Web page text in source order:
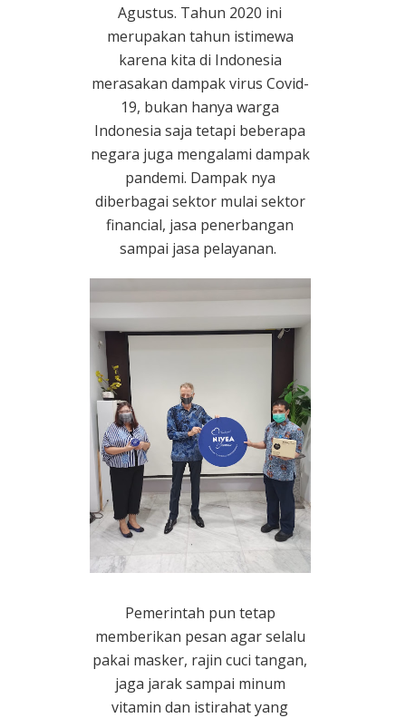
Agustus. Tahun 2020 ini
merupakan tahun istimewa
karena kita di Indonesia
merasakan dampak virus Covid-
19, bukan hanya warga
Indonesia saja tetapi beberapa
negara juga mengalami dampak
pandemi. Dampak nya
diberbagai sektor mulai sektor
financial, jasa penerbangan
sampai jasa pelayanan.
Pemerintah pun tetap
memberikan pesan agar selalu
pakai masker, rajin cuci tangan,
jaga jarak sampai minum
vitamin dan istirahat yang